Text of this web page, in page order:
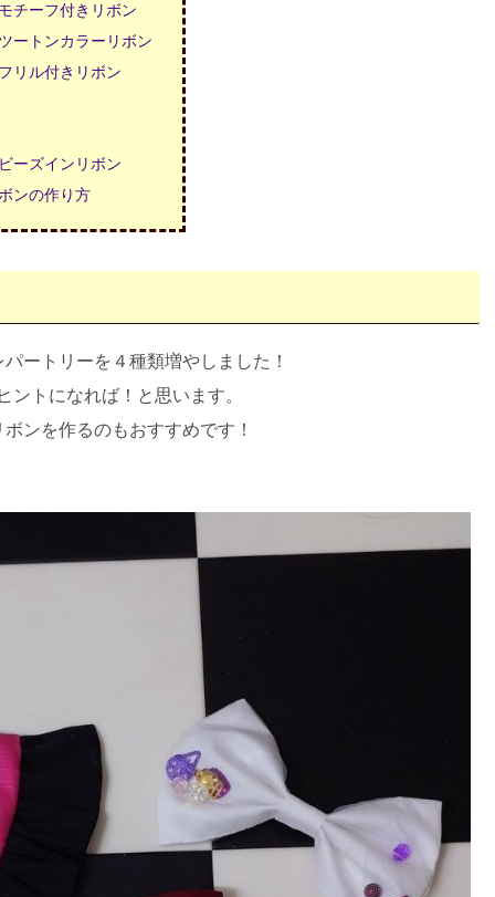
チーフ付きリボン
ートンカラーリボン
リル付きリボン
ーズインリボン
ンの作り方
ートリーを４種類増やしました！
トになれば！と思います。
ンを作るのもおすすめです！